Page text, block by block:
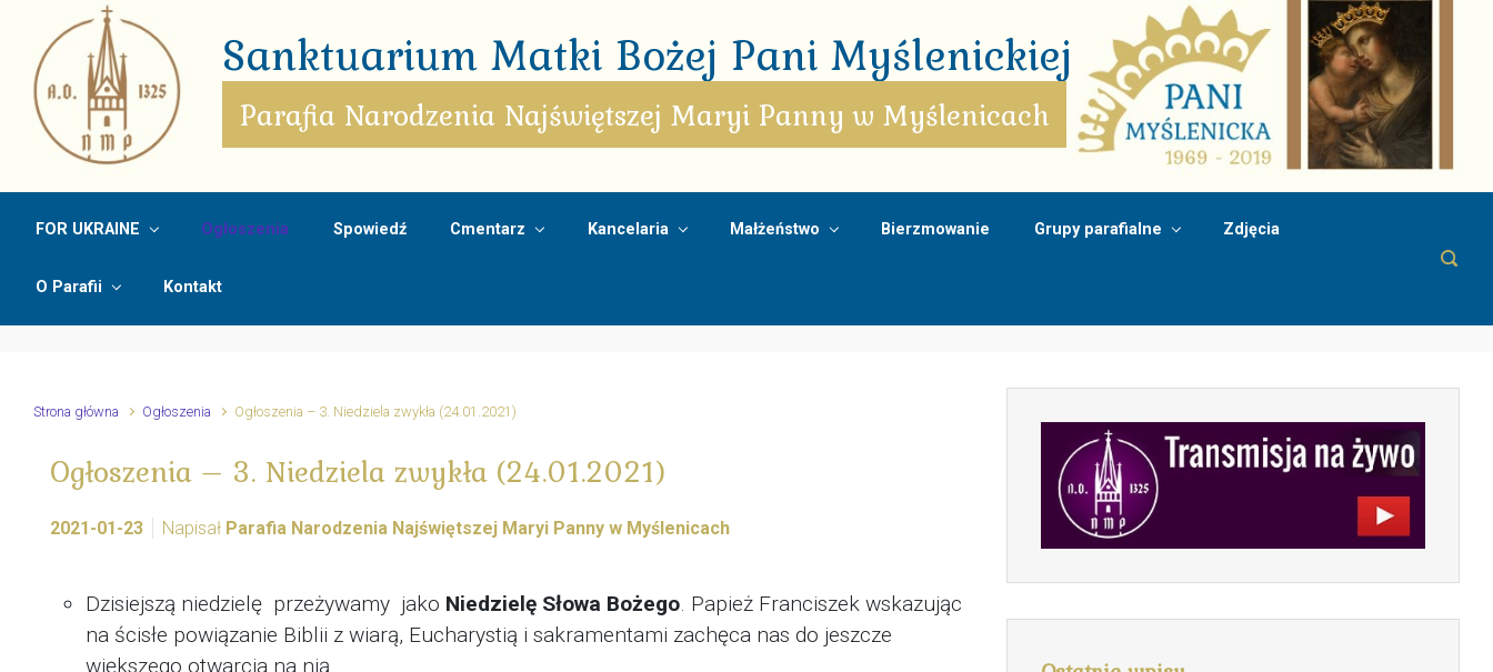
Skip to main content
Sanktuarium Matki Bożej Pani Myślenickiej
Parafia Narodzenia Najświętszej Maryi Panny w Myślenicach
FOR UKRAINE Ogłoszenia Spowiedź Cmentarz Kancelaria Małżeństwo Bierzmowanie Grupy parafialne Zdjęcia
O Parafii Kontakt
Strona główna Ogłoszenia Ogłoszenia – 3. Niedziela zwykła (24.01.2021)
Ogłoszenia – 3. Niedziela zwykła (24.01.2021)
2021-01-23 Napisał Parafia Narodzenia Najświętszej Maryi Panny w Myślenicach
Dzisiejszą niedzielę przeżywamy jako Niedzielę Słowa Bożego. Papież Franciszek wskazując
na ścisłe powiązanie Biblii z wiarą, Eucharystią i sakramentami zachęca nas do jeszcze
większego otwarcia na nią.